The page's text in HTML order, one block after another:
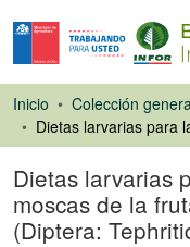
Inicio Colección
Dietas larvarias
moscas de la
(Diptera: